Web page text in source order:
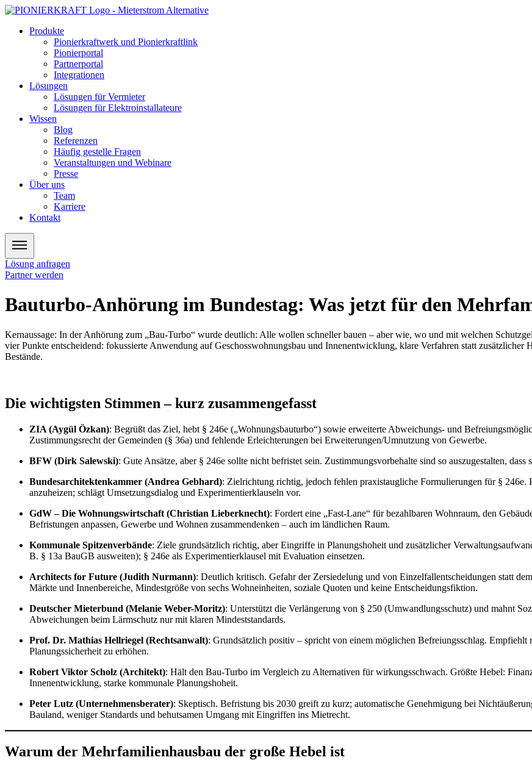
Zum
wechselnProdukte
Pionierkraftwerk und Pionierkraftlink
Pionierportal
Partnerportal
Integrationen
Lösungen
Lösungen für Vermieter
Lösungen für Elektroinstallateure
Wissen
Blog
Referenzen
Häufig gestelle Fragen
Veranstaltungen und Webinare
Presse
Über uns
Team
Karriere
Kontakt
Lösung anfragen
Partner werden
Bauturbo-Anhörung im Bundestag: Was jetzt für den
Kernaussage: In der Anhörung zum „Bau-Turbo“ wurde deutlich: Alle wollen schneller bauen – aber wie, wo und mit welchen
vier Punkte entscheidend: fokussierte Anwendung auf Geschosswohnungsbau und Innenentwicklung, klare Verfahren statt
Bestände.
Die wichtigsten Stimmen – kurz zusammengefasst
ZIA (Aygül Özkan): Begrüßt das Ziel, hebt § 246e („Wohnungsbauturbo“) sowie erweiterte Abweichungs- und
Zustimmungsrecht der Gemeinden (§ 36a) und fehlende Erleichterungen bei Erweiterungen/Umnutzung von Gewerbe.
BFW (Dirk Salewski): Gute Ansätze, aber § 246e sollte nicht befristet sein. Zustimmungsvorbehalte sind so auszugestalten,
Bundesarchitektenkammer (Andrea Gebhard): Zielrichtung richtig, jedoch fehlen praxistaugliche Formulierungen für § 246e.
anzuheizen; schlägt Umsetzungsdialog und Experimentierklauseln vor.
GdW – Die Wohnungswirtschaft (Christian Lieberknecht): Fordert eine „Fast-Lane“ für bezahlbaren Wohnraum, den
Befristungen anpassen, Gewerbe und Wohnen zusammendenken – auch im ländlichen Raum.
Kommunale Spitzenverbände: Ziele grundsätzlich richtig, aber Eingriffe in Planungshoheit und zusätzlicher
B. § 13a BauGB ausweiten); § 246e als Experimentierklausel mit Evaluation einsetzen.
Architects for Future (Judith Nurmann): Deutlich kritisch. Gefahr der Zersiedelung und von Einzelfallentscheidungen statt
Märkte und Innenbereiche, Mindestgröße von sechs Wohneinheiten, soziale Quoten und keine Entscheidungsfiktion.
Deutscher Mieterbund (Melanie Weber-Moritz): Unterstützt die Verlängerung von § 250 (Umwandlungsschutz) und mahnt
Abweichungen beim Lärmschutz nur mit klaren Mindeststandards.
Prof. Dr. Mathias Hellriegel (Rechtsanwalt): Grundsätzlich positiv – spricht von einem möglichen Befreiungsschlag.
Planungssicherheit zu erhöhen.
Robert Viktor Scholz (Architekt): Hält den Bau-Turbo im Vergleich zu Alternativen für wirkungsschwach. Größte Hebel:
Innenentwicklung, starke kommunale Planungshoheit.
Peter Lutz (Unternehmensberater): Skeptisch. Befristung bis 2030 greift zu kurz; automatische Genehmigung bei
Bauland, weniger Standards und behutsamen Umgang mit Eingriffen ins Mietrecht.
Warum der Mehrfamilienhausbau der große Hebel ist